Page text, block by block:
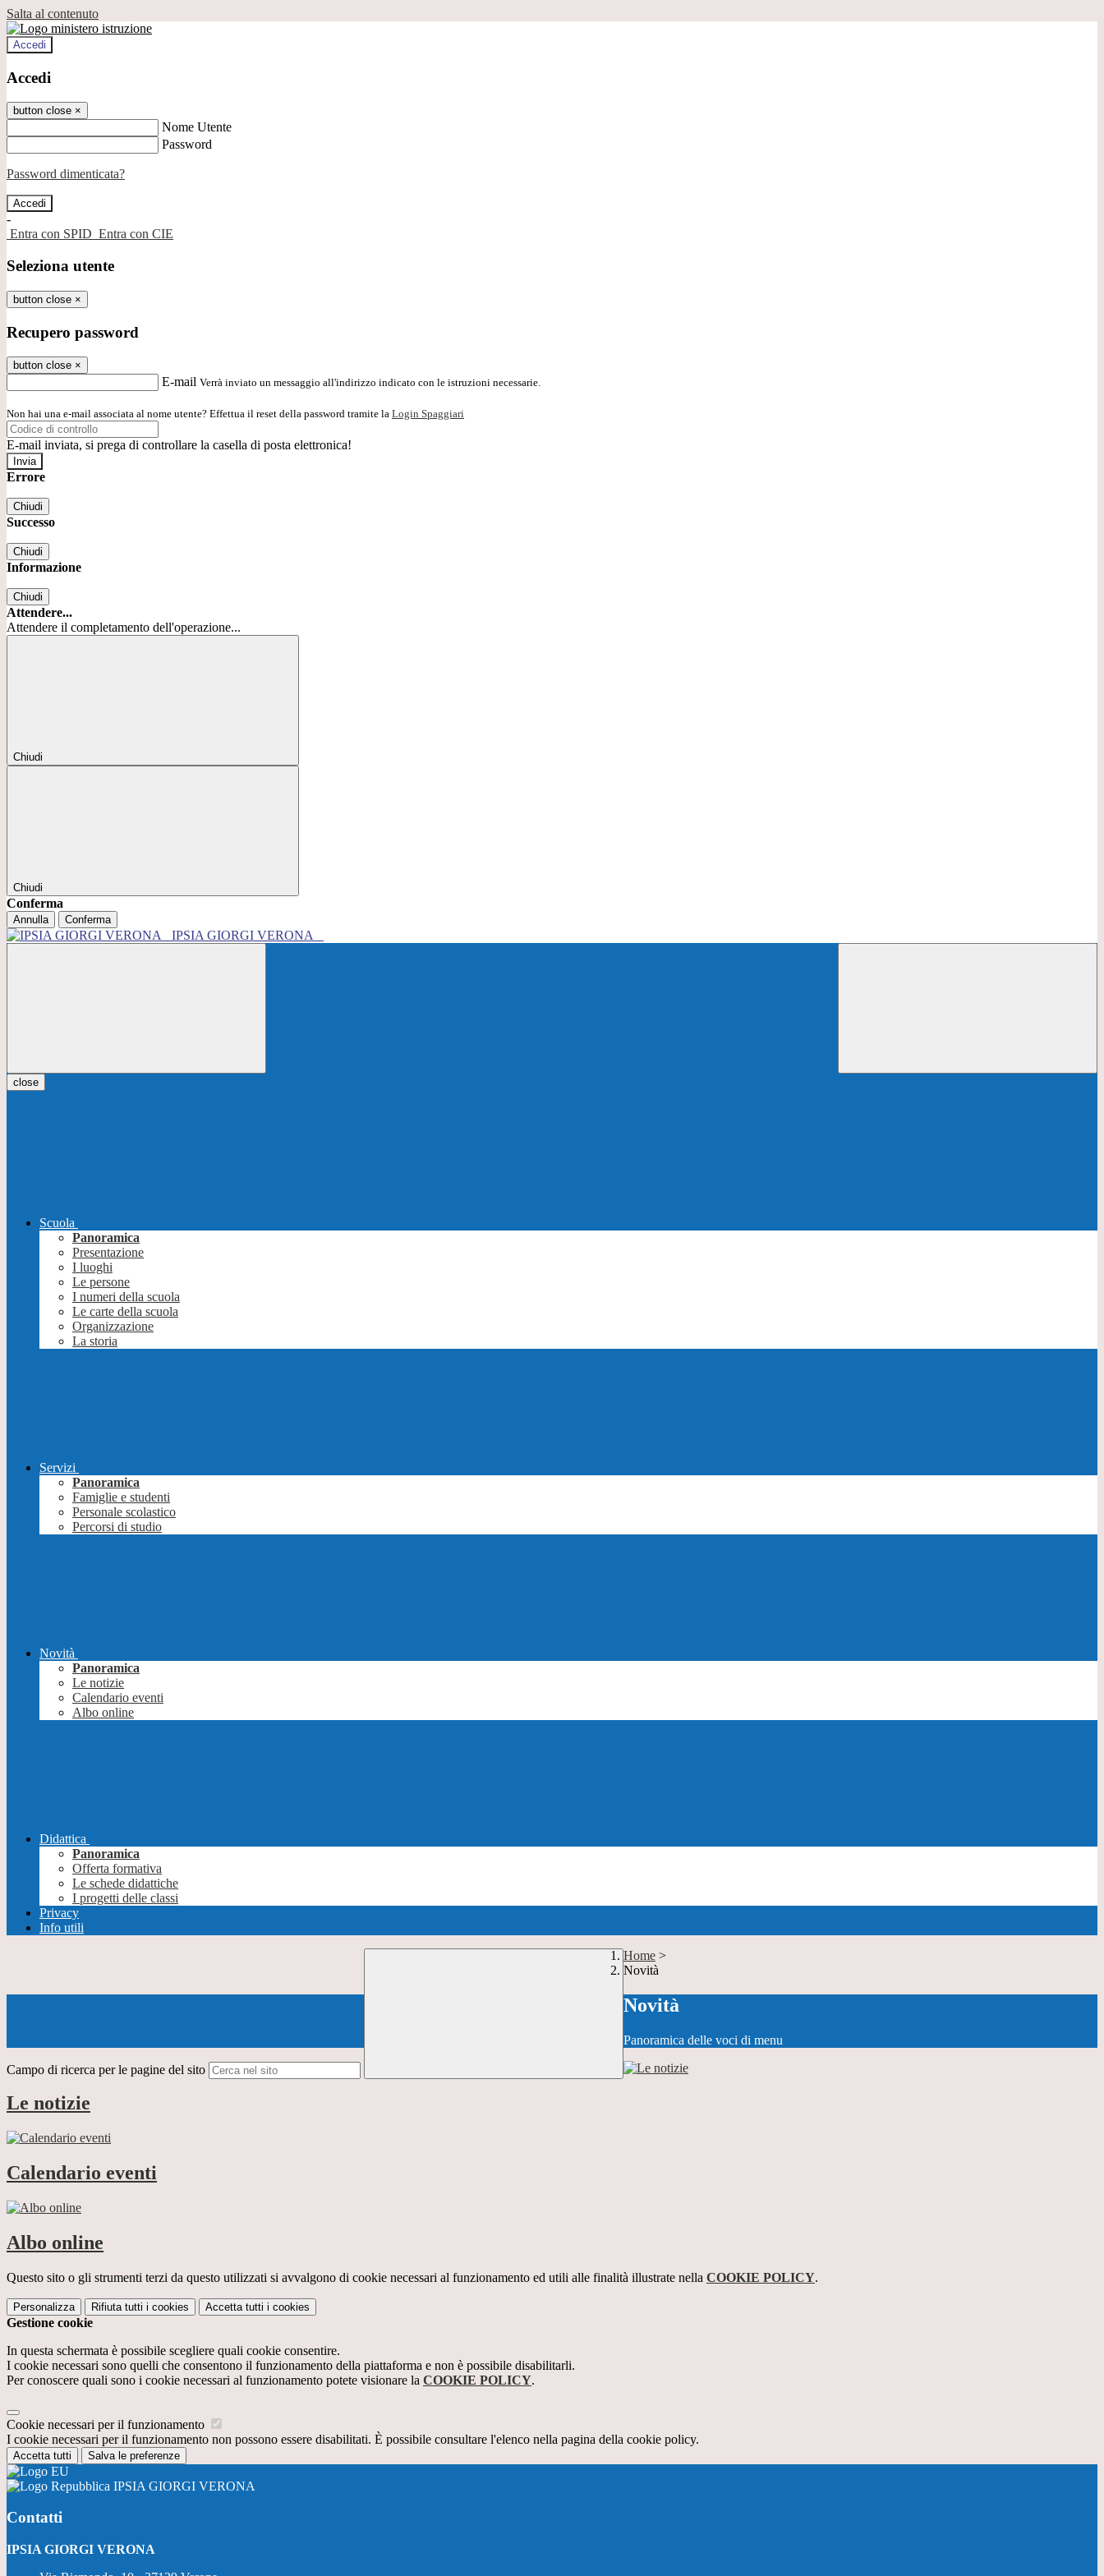
Salta al contenuto
Accedi
Accedi
button close ×
Nome Utente
Password
Password dimenticata?
-
Entra con SPID Entra con CIE
Seleziona utente
button close ×
Recupero password
button close ×
E-mail Verrà inviato un messaggio all'indirizzo indicato con le istruzioni necessarie.
Non hai una e-mail associata al nome utente? Effettua il reset della password tramite la Login Spaggiari
E-mail inviata, si prega di controllare la casella di posta elettronica!
Errore
Chiudi
Successo
Chiudi
Informazione
Chiudi
Attendere...
Attendere il completamento dell'operazione...
Chiudi
Chiudi
Conferma
Annulla Conferma
IPSIA GIORGI VERONA
close
Scuola
Panoramica
Presentazione
I luoghi
Le persone
I numeri della scuola
Le carte della scuola
Organizzazione
La storia
Servizi
Panoramica
Famiglie e studenti
Personale scolastico
Percorsi di studio
Novità
Panoramica
Le notizie
Calendario eventi
Albo online
Didattica
Panoramica
Offerta formativa
Le schede didattiche
I progetti delle classi
Privacy
Info utili
Campo di ricerca per le pagine del sito
Home >
Novità
Novità
Panoramica delle voci di menu
Le notizie
Calendario eventi
Albo online
Questo sito o gli strumenti terzi da questo utilizzati si avvalgono di cookie necessari al funzionamento ed utili alle finalità illustrate nella COOKIE POLICY.
Personalizza Rifiuta tutti i cookies Accetta tutti i cookies
Gestione cookie
In questa schermata è possibile scegliere quali cookie consentire.
I cookie necessari sono quelli che consentono il funzionamento della piattaforma e non è possibile disabilitarli.
Per conoscere quali sono i cookie necessari al funzionamento potete visionare la COOKIE POLICY.
Cookie necessari per il funzionamento
I cookie necessari per il funzionamento non possono essere disabilitati. È possibile consultare l'elenco nella pagina della cookie policy.
Accetta tutti Salva le preferenze
IPSIA GIORGI VERONA
Contatti
IPSIA GIORGI VERONA